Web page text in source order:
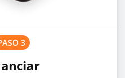
3